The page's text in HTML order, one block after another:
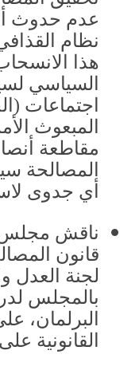
عدم حدوث
نظام
هذا
السياسي
اجتماعات (
المبعوث
مقاطعة
المصالحة
أي جدوى
ناقش مجلس
قانون
لجنة العدل
بالمجلس
البرلمان،
القانونية